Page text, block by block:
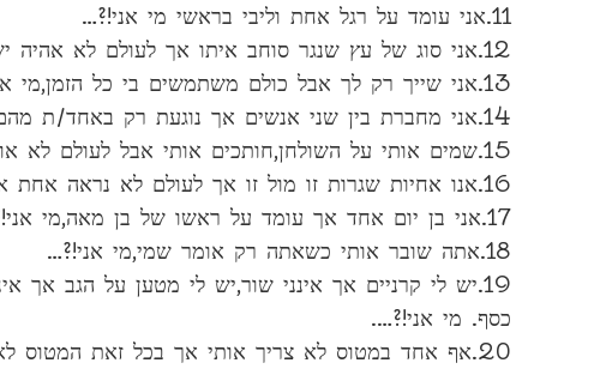
11.אני עומד על רגל אחת וליבי בראשי מי אני!?…
12.אני סוג של עץ שנגר סוחב איתו אך לעולם לא אהיה ישר או עקום,מי אני!?..
13.אני שייך רק לך אבל כולם משתמשים בי כל הזמן,מי אני!?…
14.אני מחברת בין שני אנשים אך נוגעת רק באחד/ת מהם,מי אני!?…
15.שמים אותי על השולחן,חותכים אותי אבל לעולם לא אוכלים אותי,מי אני!?…
16.אנו אחיות שגרות זו מול זו אך לעולם לא נראה אחת את השנייה. מי אנו!?…
17.אני בן יום אחד אך עומד על ראשו של בן מאה,מי אני!?…
18.אתה שובר אותי כשאתה רק אומר שמי,מי אני!?…
19.יש לי קרניים אך אינני שור,יש לי מטען על הגב
כסף. מי אני!?….
20.אף אחד במטוס לא צריך אותי אך בכל זאת המטוס לא יכול להמריא בלעדיי,מי אני!?…